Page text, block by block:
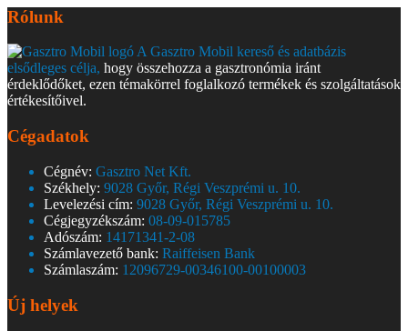
Rólunk
A Gasztro Mobil kereső és adatbázis
elsődleges célja, hogy összehozza a gasztronómia iránt
érdeklődőket, ezen témakörrel foglalkozó termékek és szolgáltatások
értékesítőivel.
Cégadatok
Cégnév: Gasztro Net Kft.
Székhely: 9028 Győr, Régi Veszprémi u. 10.
Levelezési cím: 9028 Győr, Régi Veszprémi u. 10.
Cégjegyzékszám: 08-09-015785
Adószám: 14171341-2-08
Számlavezető bank: Raiffeisen Bank
Számlaszám: 12096729-00346100-00100003
Új helyek